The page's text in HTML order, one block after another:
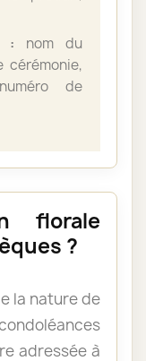
: nom du
de
florale
?
la nature de
adressée à